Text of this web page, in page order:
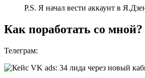
P.S. Я начал вести аккаунт в
Как поработать со мной?
Телеграм: